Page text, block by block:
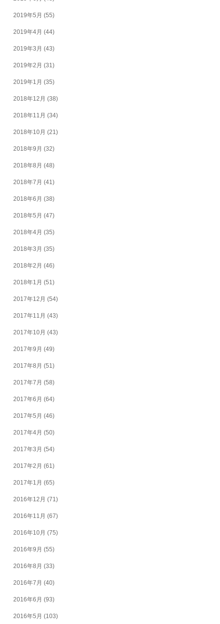
2019年5月 (55)
2019年4月 (44)
2019年3月 (43)
2019年2月 (31)
2019年1月 (35)
2018年12月 (38)
2018年11月 (34)
2018年10月 (21)
2018年9月 (32)
2018年8月 (48)
2018年7月 (41)
2018年6月 (38)
2018年5月 (47)
2018年4月 (35)
2018年3月 (35)
2018年2月 (46)
2018年1月 (51)
2017年12月 (54)
2017年11月 (43)
2017年10月 (43)
2017年9月 (49)
2017年8月 (51)
2017年7月 (58)
2017年6月 (64)
2017年5月 (46)
2017年4月 (50)
2017年3月 (54)
2017年2月 (61)
2017年1月 (65)
2016年12月 (71)
2016年11月 (67)
2016年10月 (75)
2016年9月 (55)
2016年8月 (33)
2016年7月 (40)
2016年6月 (93)
2016年5月 (103)